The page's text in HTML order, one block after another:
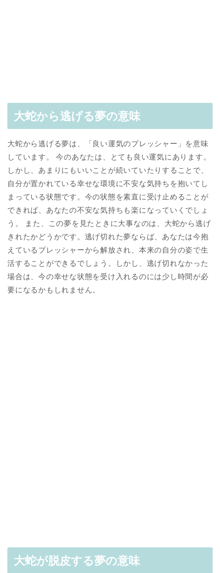
大蛇から逃げる夢の意味
大蛇から逃げる夢は、「良い運気のプレッシャー」を意味
しています。 今のあなたは、とても良い運気にあります。
しかし、あまりにもいいことが続いていたりすることで、
自分が置かれている幸せな環境に不安な気持ちを抱いてし
まっている状態です。今の状態を素直に受け止めることが
できれば、あなたの不安な気持ちも楽になっていくでしょ
う。 また、この夢を見たときに大事なのは、大蛇から逃げ
きれたかどうかです。逃げ切れた夢ならば、あなたは今抱
えているプレッシャーから解放され、本来の自分の姿で生
活することができるでしょう。しかし、逃げ切れなかった
場合は、今の幸せな状態を受け入れるのには少し時間が必
要になるかもしれません。
大蛇が脱皮する夢の意味